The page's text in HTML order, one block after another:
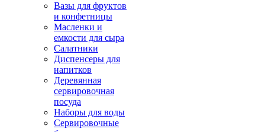
Вазы для фруктов
и конфетницы
Масленки и
емкости для сыра
Салатники
Диспенсеры для
напитков
Деревянная
сервировочная
посуда
Наборы для воды
Сервировочные